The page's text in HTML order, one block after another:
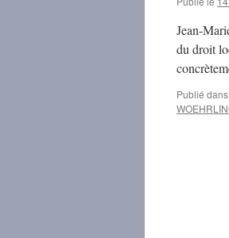
Jean-
du droit
Publié dans